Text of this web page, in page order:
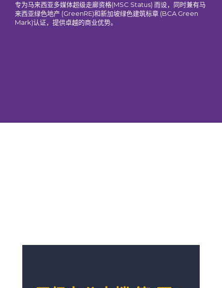
专为马来西亚多媒体超级走廊资格(MSC Status) 而设，同时兼有马
来西亚绿色地产 (GreenRE)和新加坡绿色建筑标章 (BCA Green
Mark)认证，提供卓越的商业优势。